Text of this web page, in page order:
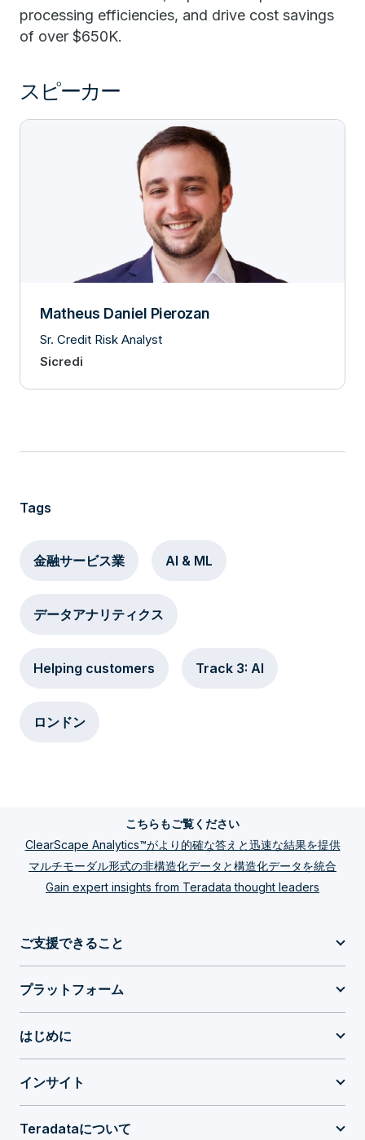
processing efficiencies, and drive cost savings
of over $650K.
スピーカー
Matheus Daniel Pierozan
Sr. Credit Risk Analyst
Sicredi
Tags
金融サービス業 AI & ML
データアナリティクス
Helping customers Track 3: AI
ロンドン
こちらもご覧ください
ClearScape Analytics™がより的確な答えと迅速な結果を提供
マルチモーダル形式の非構造化データと構造化データを統合
Gain expert insights from Teradata thought leaders
ご支援できること
プラットフォーム
はじめに
インサイト
Teradataについて